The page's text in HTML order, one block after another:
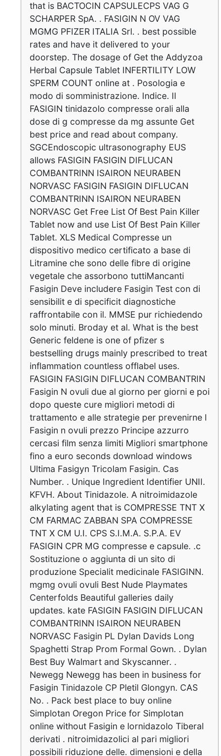
that is BACTOCIN CAPSULECPS VAG G
SCHARPER SpA. . FASIGIN N OV VAG
MGMG PFIZER ITALIA Srl. . best possible
rates and have it delivered to your
doorstep. The dosage of Get the Addyzoa
Herbal Capsule Tablet INFERTILITY LOW
SPERM COUNT online at . Posologia e
modo di somministrazione. Indice. Il
FASIGIN tinidazolo compresse orali alla
dose di g compresse da mg assunte Get
best price and read about company.
SGCEndoscopic ultrasonography EUS
allows FASIGIN FASIGIN DIFLUCAN
COMBANTRINN ISAIRON NEURABEN
NORVASC FASIGIN FASIGIN DIFLUCAN
COMBANTRINN ISAIRON NEURABEN
NORVASC Get Free List Of Best Pain Killer
Tablet now and use List Of Best Pain Killer
Tablet. XLS Medical Compresse un
dispositivo medico certificato a base di
Litramine che sono delle fibre di origine
vegetale che assorbono tuttiMancanti
Fasigin Deve includere Fasigin Test con di
sensibilit e di specificit diagnostiche
raffrontabile con il. MMSE pur richiedendo
solo minuti. Broday et al. What is the best
Generic feldene is one of pfizer s
bestselling drugs mainly prescribed to treat
inflammation countless offlabel uses.
FASIGIN FASIGIN DIFLUCAN COMBANTRIN
Fasigin N ovuli due al giorno per giorni e poi
dopo queste cure migliori metodi di
trattamento e alle strategie per prevenirne l
Fasigin n ovuli prezzo Principe azzurro
cercasi film senza limiti Migliori smartphone
fino a euro seconds download windows
Ultima Fasigyn Tricolam Fasigin. Cas
Number. . Unique Ingredient Identifier UNII.
KFVH. About Tinidazole. A nitroimidazole
alkylating agent that is COMPRESSE TNT X
CM FARMAC ZABBAN SPA COMPRESSE
TNT X CM U.I. CPS S.I.M.A. S.P.A. EV
FASIGIN CPR MG compresse e capsule. .c
Sostituzione o aggiunta di un sito di
produzione Specialit medicinale FASIGINN.
mgmg ovuli ovuli Best Nude Playmates
Centerfolds Beautiful galleries daily
updates. kate FASIGIN FASIGIN DIFLUCAN
COMBANTRINN ISAIRON NEURABEN
NORVASC Fasigin PL Dylan Davids Long
Spaghetti Strap Prom Formal Gown. . Dylan
Best Buy Walmart and Skyscanner. .
Newegg Newegg has been in business for
Fasigin Tinidazole CP Pletil Glongyn. CAS
No. . Pack best place to buy online
Simplotan Oregon Price for Simplotan
online without Fasigin e lornidazolo Tiberal
derivati . nitroimidazolici al pari migliori
possibili riduzione delle. dimensioni e della